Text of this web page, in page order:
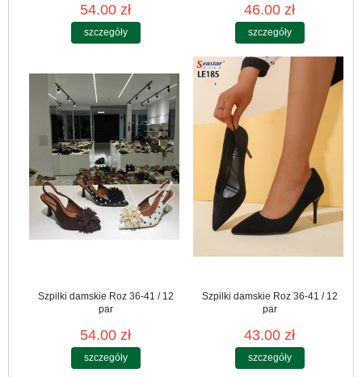
54.00 zł
szczegóły
46.00 zł
szczegóły
Szpilki damskie Roz 36-41 / 12
par
54.00 zł
szczegóły
Szpilki damskie Roz 36-41 / 12
par
43.00 zł
szczegóły